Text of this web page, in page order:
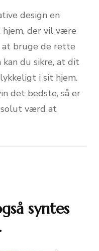
design en
hjem, der vil være
at bruge de rette
du sikre, at dit
i sit hjem.
det bedste, så er
værd at
syntes